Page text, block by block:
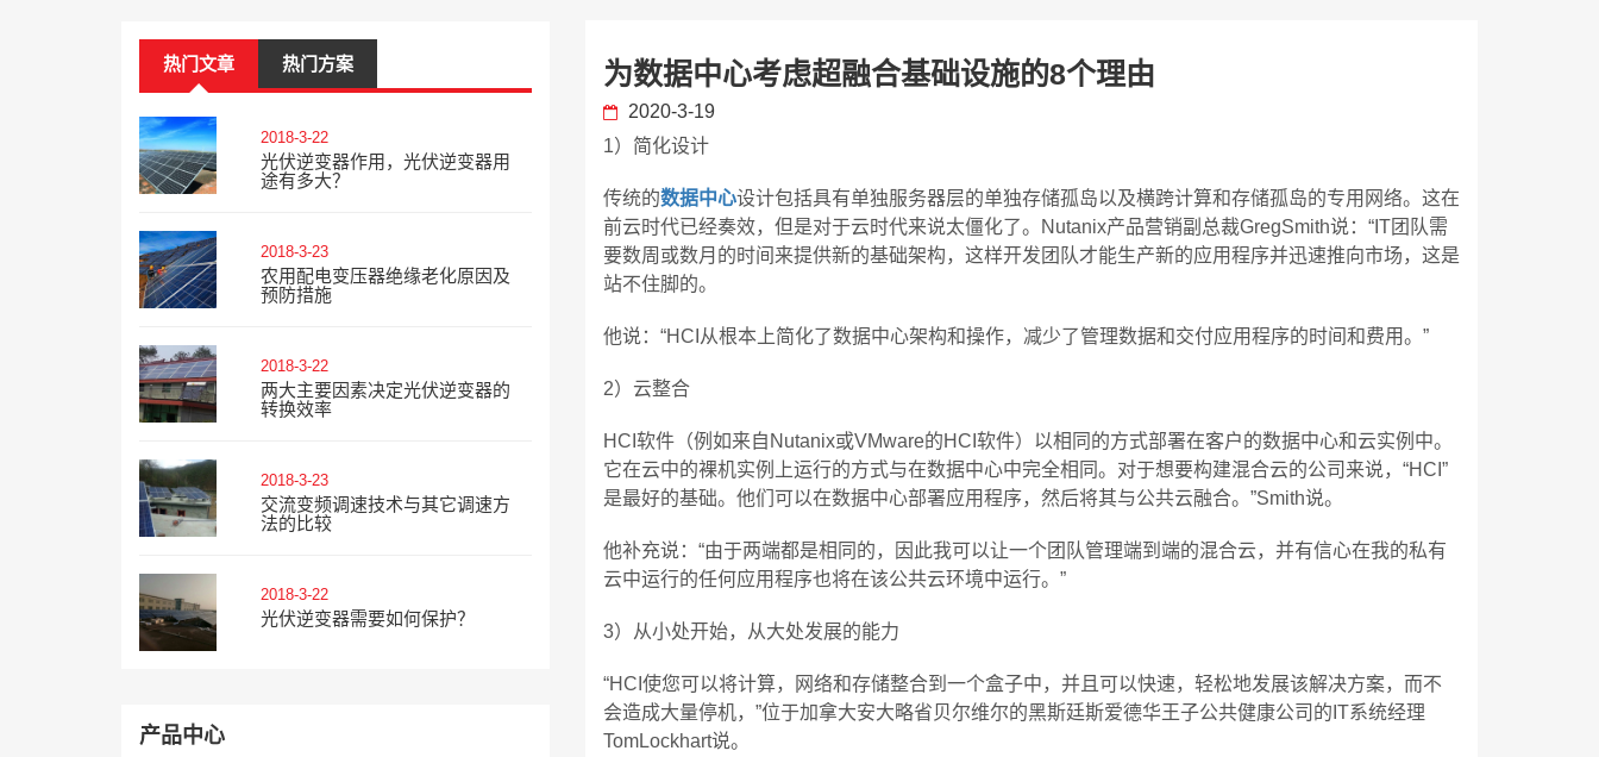
为数据中心考虑超融合基础设施的8个理由
2020-3-19
1）简化设计
传统的数据中心设计包括具有单独服务器层的单独存储孤岛以及横跨计算和存储孤岛的专用网络。这在
前云时代已经奏效，但是对于云时代来说太僵化了。Nutanix产品营销副总裁GregSmith说：“IT团队需
要数周或数月的时间来提供新的基础架构，这样开发团队才能生产新的应用程序并迅速推向市场，这是
站不住脚的。
他说：“HCI从根本上简化了数据中心架构和操作，减少了管理数据和交付应用程序的时间和费用。”
2）云整合
HCI软件（例如来自Nutanix或VMware的HCI软件）以相同的方式部署在客户的数据中心和云实例中。
它在云中的裸机实例上运行的方式与在数据中心中完全相同。对于想要构建混合云的公司来说，“HCI”
是最好的基础。他们可以在数据中心部署应用程序，然后将其与公共云融合。”Smith说。
他补充说：“由于两端都是相同的，因此我可以让一个团队管理端到端的混合云，并有信心在我的私有
云中运行的任何应用程序也将在该公共云环境中运行。”
3）从小处开始，从大处发展的能力
“HCI使您可以将计算，网络和存储整合到一个盒子中，并且可以快速，轻松地发展该解决方案，而不
会造成大量停机，”位于加拿大安大略省贝尔维尔的黑斯廷斯爱德华王子公共健康公司的IT系统经理
TomLockhart说。
热门文章 热门方案
2018-3-22
光伏逆变器作用，光伏逆变器用
途有多大？
2018-3-23
农用配电变压器绝缘老化原因及
预防措施
2018-3-22
两大主要因素决定光伏逆变器的
转换效率
2018-3-23
交流变频调速技术与其它调速方
法的比较
2018-3-22
光伏逆变器需要如何保护？
产品中心